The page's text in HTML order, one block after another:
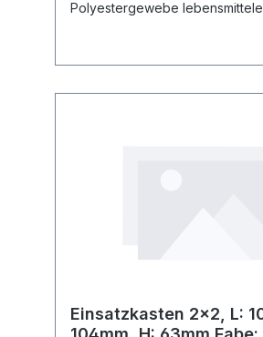
Polyestergewebe
mm Wandstärke: 3 mm
Einsatzkasten 2x2, L: